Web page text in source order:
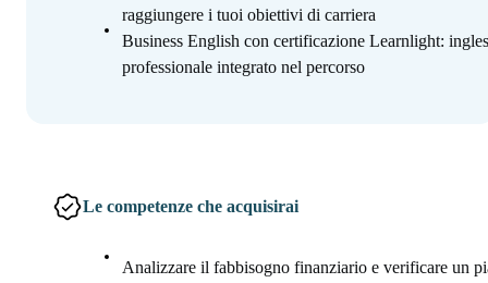
raggiungere i tuoi obiettivi di carriera
Business English con certificazione Learnlight:
professionale integrato nel percorso
Le competenze che acquisirai
Analizzare il fabbisogno finanziario e verificare un